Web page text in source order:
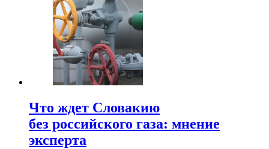
Что ждет Словакию
без российского газа: мнение
эксперта